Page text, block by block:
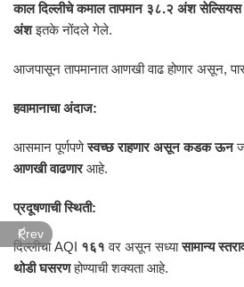
काल दिल्लीचे कमाल तापमान ३८.२ अंश सेल्सियस
अंशइतके नोंदले गेले.
आजपासून तापमानात आणखी वाढ होणार असून,
हवामानाचा अंदाज:
आसमान पूर्णपणेस्वच्छ राहणार असून कडक ऊन
आणखी वाढणारआहे.
प्रदूषणाची स्थिती:
दिल्लीचा AQI १६१ वर असून सध्यासामान्य
थोडी घसरणहोण्याची शक्यता आहे.
Prev